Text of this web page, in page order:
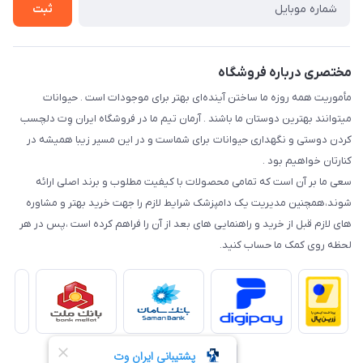
شرایط ارسال رایگان
ثبت
مختصری درباره فروشگاه
مأموریت همه روزه ما ساختن آینده‌ای بهتر برای موجودات است . حیوانات
میتوانند بهترین دوستان ما باشند . آرمان تیم ما در فروشگاه ایران وِت دلچسب
کردن دوستی و نگهداری حیوانات برای شماست و در این مسیر زیبا همیشه در
کنارتان خواهیم بود .
سعی ما بر آن است که تمامی محصولات با کیفیت مطلوب و برند اصلی ارائه
شوند،همچنین مدیریت یک دامپزشک شرایط لازم را جهت خرید بهتر و مشاوره
های لازم قبل از خرید و راهنمایی های بعد از آن را فراهم کرده است ،پس در هر
لحظه روی کمک ما حساب کنید.